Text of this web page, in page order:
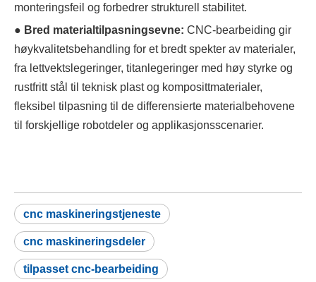
monteringsfeil og forbedrer strukturell stabilitet.
● Bred materialtilpasningsevne: CNC-bearbeiding gir
høykvalitetsbehandling for et bredt spekter av materialer,
fra lettvektslegeringer, titanlegeringer med høy styrke og
rustfritt stål til teknisk plast og komposittmaterialer,
fleksibel tilpasning til de differensierte materialbehovene
til forskjellige robotdeler og applikasjonsscenarier.
cnc maskineringstjeneste
cnc maskineringsdeler
tilpasset cnc-bearbeiding